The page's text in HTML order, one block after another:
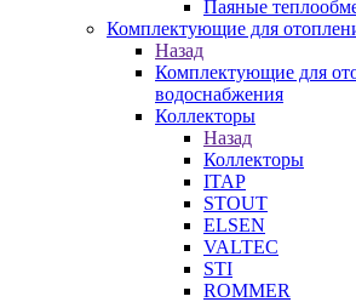
Паяные
Комплектующие для
Назад
Комплектующие для
водоснабжения
Коллекторы
Назад
Коллекторы
ITAP
STOUT
ELSEN
VALTEC
STI
ROMMER